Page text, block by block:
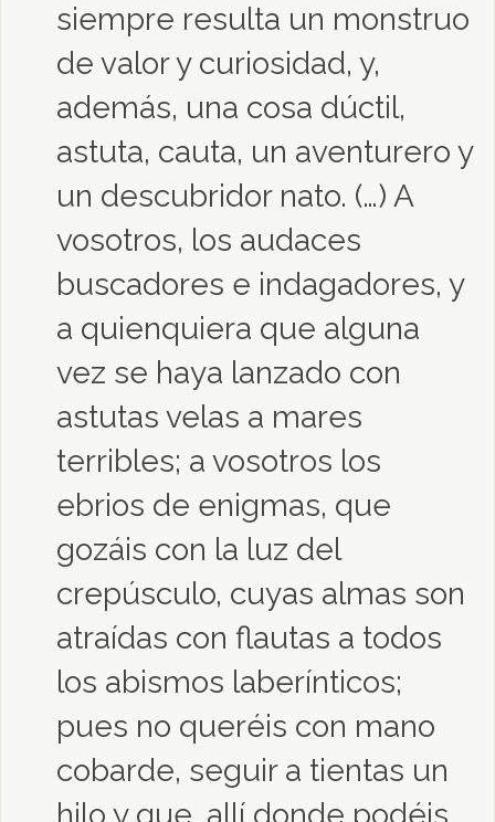
siempre resulta un monstruo
de valor y curiosidad, y,
además, una cosa dúctil,
astuta, cauta, un aventurero y
un descubridor nato. (…) A
vosotros, los audaces
buscadores e indagadores, y
a quienquiera que alguna
vez se haya lanzado con
astutas velas a mares
terribles; a vosotros los
ebrios de enigmas, que
gozáis con la luz del
crepúsculo, cuyas almas son
atraídas con flautas a todos
los abismos laberínticos;
pues no queréis con mano
cobarde, seguir a tientas un